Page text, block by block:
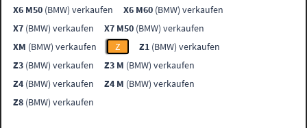
X6 M50 (BMW) verkaufen X6 M60 (BMW) verkaufen
X7 (BMW) verkaufen X7 M50 (BMW) verkaufen
XM (BMW) verkaufen Z Z1 (BMW) verkaufen
Z3 (BMW) verkaufen Z3 M (BMW) verkaufen
Z4 (BMW) verkaufen Z4 M (BMW) verkaufen
Z8 (BMW) verkaufen